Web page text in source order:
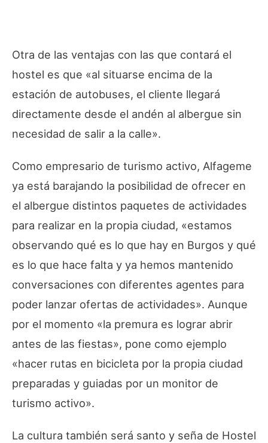
Otra de las ventajas con las que contará el
hostel es que «al situarse encima de la
estación de autobuses, el cliente llegará
directamente desde el andén al albergue sin
necesidad de salir a la calle».
Como empresario de turismo activo, Alfageme
ya está barajando la posibilidad de ofrecer en
el albergue distintos paquetes de actividades
para realizar en la propia ciudad, «estamos
observando qué es lo que hay en Burgos y qué
es lo que hace falta y ya hemos mantenido
conversaciones con diferentes agentes para
poder lanzar ofertas de actividades». Aunque
por el momento «la premura es lograr abrir
antes de las fiestas», pone como ejemplo
«hacer rutas en bicicleta por la propia ciudad
preparadas y guiadas por un monitor de
turismo activo».
La cultura también será santo y seña de Hostel